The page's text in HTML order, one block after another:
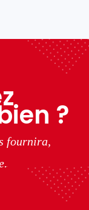
?
fournira,